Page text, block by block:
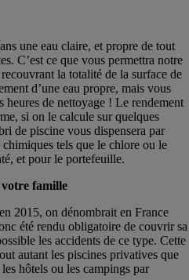
une eau claire, et propre de tout
C’est ce que vous permettra notre
la totalité de la surface de
d’une eau propre, mais vous
heures de nettoyage ! Le rendement
si on le calcule sur quelques
de piscine vous dispensera par
tels que le chlore ou le
et pour le portefeuille.
famille
2015, on dénombrait en France
été rendu obligatoire de couvrir sa
les accidents de ce type. Cette
autant les piscines privatives que
hôtels ou les campings par